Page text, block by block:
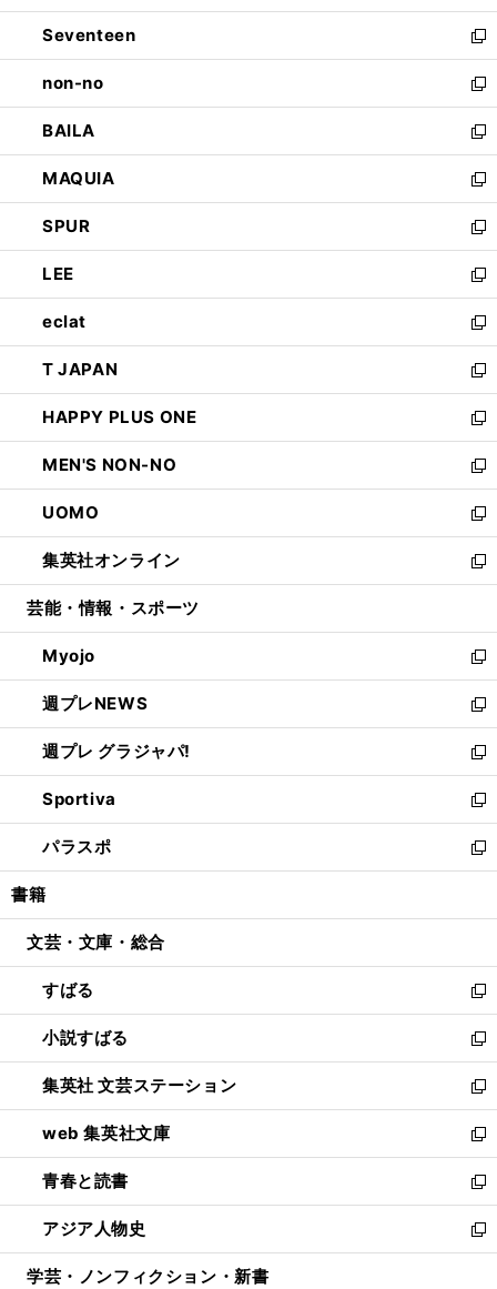
開
く
ウ
で
開
く
ン
ド
ウ
で
開
く
Seventeen
新
し
い
ウ
ィ
ン
ド
ウ
で
開
く
non-no
新
し
い
ウ
ィ
ン
ド
ウ
で
開
く
BAILA
新
し
い
ウ
ィ
ン
ド
ウ
で
開
く
MAQUIA
新
し
い
ウ
ィ
ン
ド
ウ
で
開
く
SPUR
新
し
い
ウ
ィ
ン
ド
ウ
で
開
く
LEE
新
し
い
ウ
ィ
ン
ド
ウ
で
開
く
eclat
新
し
い
ウ
ィ
ン
ド
ウ
で
開
く
T JAPAN
新
し
い
ウ
ィ
ン
ド
ウ
で
開
HAPPY PLUS ONE
新
し
い
ウ
ィ
ン
ド
ウ
開
く
MEN'S NON-NO
新
し
い
ウ
ィ
ン
ウ
で
開
く
UOMO
新
し
い
ウ
ン
ド
ウ
で
開
く
集英社オンライン
新
し
ウ
ィ
ン
ド
ウ
で
開
く
芸能・情報・スポーツ
Myojo
新
し
い
ウ
ィ
ン
ド
ウ
で
開
週プレNEWS
新
し
い
ウ
ィ
ン
ド
ウ
開
週プレ グラジャパ!
新
し
い
ウ
ィ
ン
ウ
開
く
Sportiva
新
し
い
ウ
ン
ウ
で
開
く
パラスポ
新
し
ウ
ン
ド
ウ
で
開
く
書籍
文芸・文庫・総合
すばる
新
し
い
ウ
ィ
ン
ド
ウ
で
開
く
小説すばる
新
し
い
ウ
ィ
ン
ド
ウ
で
開
集英社 文芸ステーション
新
し
い
ウ
ィ
ン
ド
ウ
web 集英社文庫
新
し
い
ウ
ィ
ン
青春と読書
新
し
い
ウ
アジア人物史
新
し
学芸・ノンフィクション・新書